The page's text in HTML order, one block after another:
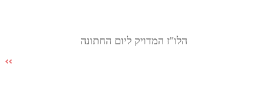
הלו"ז המדויק ליום החתונה